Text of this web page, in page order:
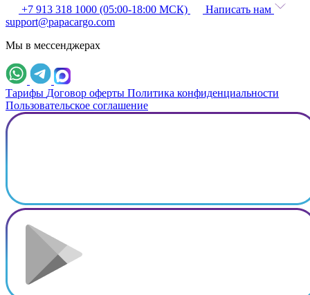
+7 913 318 1000 (05:00-18:00 МСК)
Написать нам
support@papacargo.com
Мы в мессенджерах
Тарифы Договор оферты Политика конфиденциальности
Пользовательское соглашение